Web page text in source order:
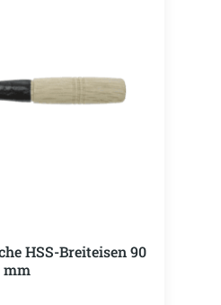
HSS-Breiteisen 90
mm